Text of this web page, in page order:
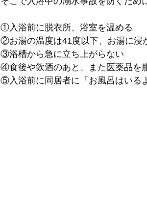
①入浴前に脱衣所、浴室を温める
②お湯の温度は41度以下、お湯に浸
③浴槽から急に立ち上がらない
④食後や飲酒のあと、また医薬品を
⑤入浴前に同居者に「お風呂はいる